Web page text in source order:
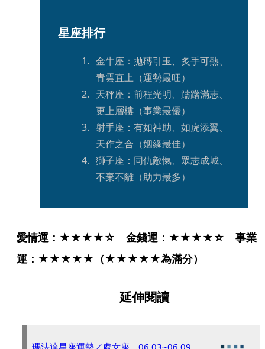
星座排行
金牛座：拋磚引玉、炙手可熱、
青雲直上（運勢最旺）
天秤座：前程光明、躊躇滿志、
更上層樓（事業最優）
射手座：有如神助、如虎添翼、
天作之合（姻緣最佳）
獅子座：同仇敵愾、眾志成城、
不棄不離（助力最多）
愛情運：★★★★☆　金錢運：★★★★☆　事業
運：★★★★★（★★★★★為滿分）
延伸閱讀